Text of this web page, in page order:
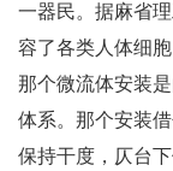
一器民。据麻省
容了各类人体细
那个微流体安装
体系。那个安装
保持干度，仄台